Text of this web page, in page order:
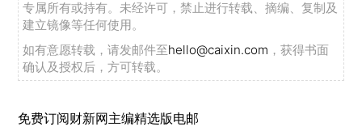
专属所有或持有。未经许可，禁止进行转载、摘编、复制及
建立镜像等任何使用。
如有意愿转载，请发邮件至hello@caixin.com ，获得书面
确认及授权后，方可转载。
免费订阅财新网主编精选版电邮